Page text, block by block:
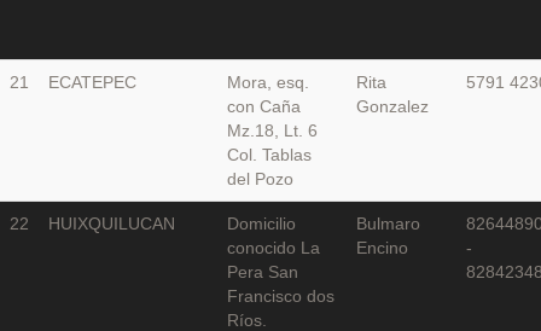
21 ECATEPEC
Mora, esq.
con Caña
Mz.18, Lt. 6
Col. Tablas
del Pozo
Rita
Gonzalez
5791
22 HUIXQUILUCAN
Domicilio
conocido La
Pera San
Francisco dos
Ríos.
Bulmaro
Encino
-